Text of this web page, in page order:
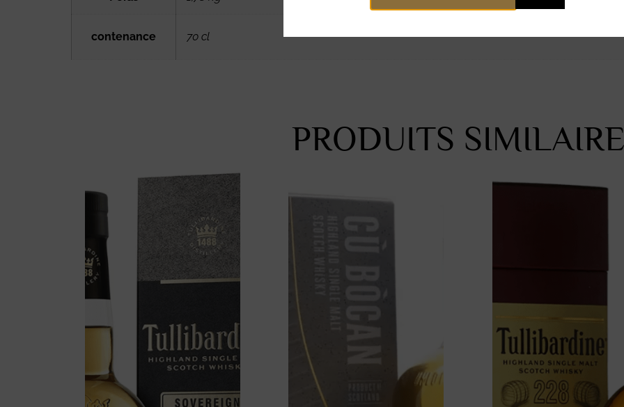
contenance 70 cl
PRODUITS